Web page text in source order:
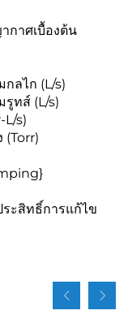
กาศเบื้องต้น
ลไก (L/s)
ทส์ (L/s)
s)
(Torr)
ะสิทธิ์การแก้ไข